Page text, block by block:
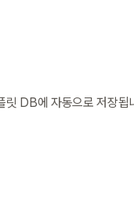
릿 DB에 자동으로 저장됩